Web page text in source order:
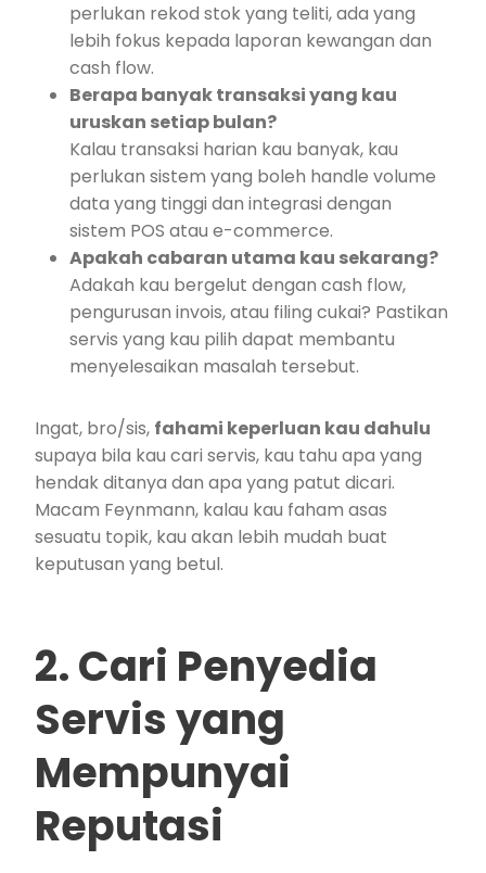
perlukan rekod stok yang teliti, ada yang
lebih fokus kepada laporan kewangan dan
cash flow.
Berapa banyak transaksi yang kau
uruskan setiap bulan?
Kalau transaksi harian kau banyak, kau
perlukan sistem yang boleh handle volume
data yang tinggi dan integrasi dengan
sistem POS atau e-commerce.
Apakah cabaran utama kau sekarang?
Adakah kau bergelut dengan cash flow,
pengurusan invois, atau filing cukai? Pastikan
servis yang kau pilih dapat membantu
menyelesaikan masalah tersebut.
Ingat, bro/sis, fahami keperluan kau dahulu
supaya bila kau cari servis, kau tahu apa yang
hendak ditanya dan apa yang patut dicari.
Macam Feynmann, kalau kau faham asas
sesuatu topik, kau akan lebih mudah buat
keputusan yang betul.
2. Cari Penyedia
Servis yang
Mempunyai
Reputasi